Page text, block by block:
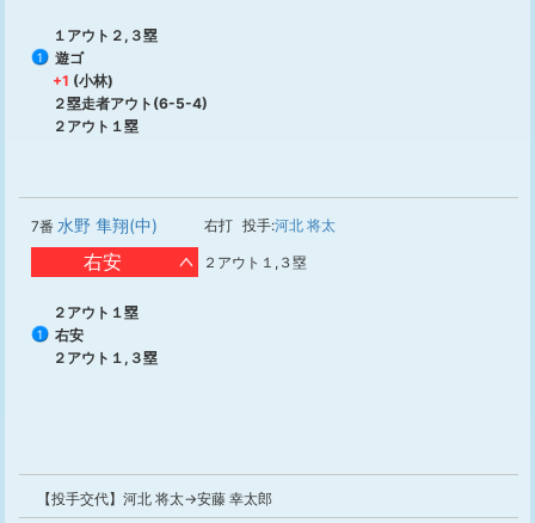
１アウト２,３塁
1
遊ゴ
+1 (小林)
２塁走者アウト(6-5-4)
２アウト１塁
7番 水野 隼翔(中) 右打 投手:河北 将太
右安 ２アウト１,３塁
２アウト１塁
1
右安
２アウト１,３塁
【投手交代】河北 将太→安藤 幸太郎